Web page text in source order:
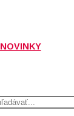
NOVINKY